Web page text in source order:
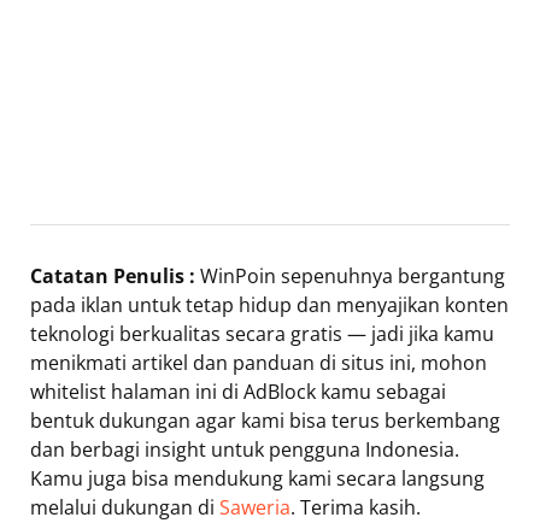
Catatan Penulis : WinPoin sepenuhnya bergantung
pada iklan untuk tetap hidup dan menyajikan konten
teknologi berkualitas secara gratis — jadi jika kamu
menikmati artikel dan panduan di situs ini, mohon
whitelist halaman ini di AdBlock kamu sebagai
bentuk dukungan agar kami bisa terus berkembang
dan berbagi insight untuk pengguna Indonesia.
Kamu juga bisa mendukung kami secara langsung
melalui dukungan di Saweria. Terima kasih.